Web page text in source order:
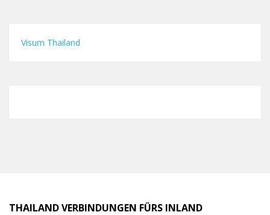
Visum Thailand
THAILAND VERBINDUNGEN FÜRS INLAND